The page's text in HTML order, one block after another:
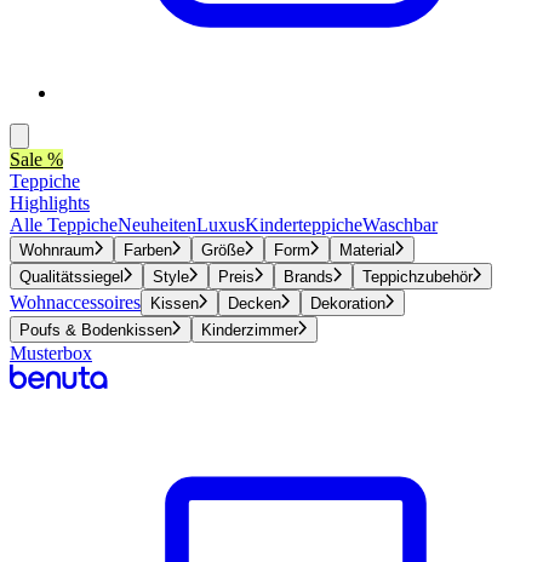
Sale %
Teppiche
Highlights
Alle TeppicheNeuheitenLuxusKinderteppicheWaschbar
Wohnraum Farben Größe Form
Material
Qualitätssiegel
Style Preis Brands Teppichzubehör
Wohnaccessoires Kissen Decken
Dekoration
Poufs & Bodenkissen
Kinderzimmer
Musterbox